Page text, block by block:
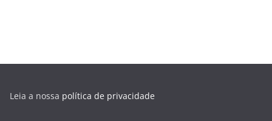
Leia a nossa política de privacidade